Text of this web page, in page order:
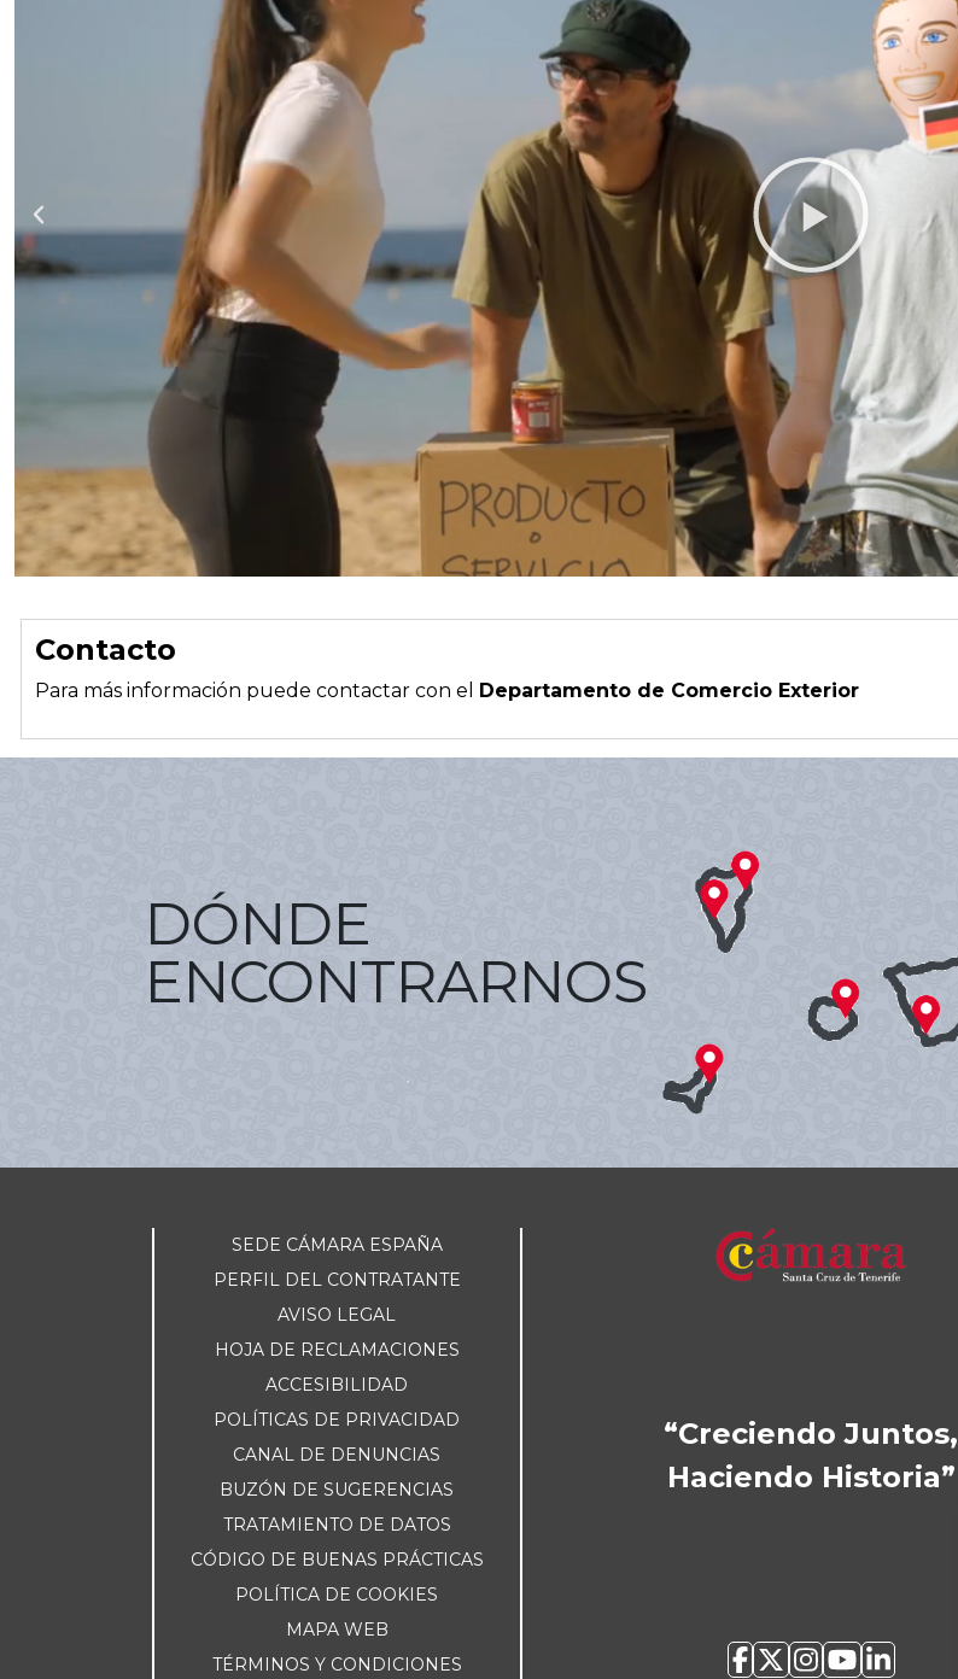
Contacto
Para más información puede contactar con el Departamento de Comercio Exterior
DÓNDE
ENCONTRARNOS
SEDE CÁMARA ESPAÑA
PERFIL DEL CONTRATANTE
AVISO LEGAL
HOJA DE RECLAMACIONES
ACCESIBILIDAD
POLÍTICAS DE PRIVACIDAD
CANAL DE DENUNCIAS
BUZÓN DE SUGERENCIAS
TRATAMIENTO DE DATOS
CÓDIGO DE BUENAS PRÁCTICAS
POLÍTICA DE COOKIES
MAPA WEB
TÉRMINOS Y CONDICIONES
“Creciendo Juntos,
Haciendo Historia”